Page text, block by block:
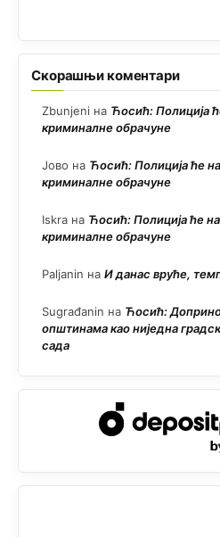
Скорашњи коментари
Zbunjeni на Ћосић: Полиција
криминалне обрачуне
Јово на Ћосић: Полиција ће
криминалне обрачуне
Iskra на Ћосић: Полиција ће
криминалне обрачуне
Paljanin на И данас вруће,
Sugrađanin на Ћосић:
општинама као ниједна
сада